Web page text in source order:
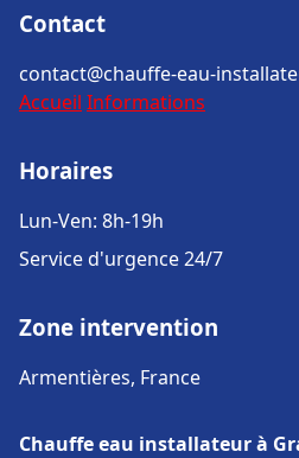
Contact
contact@chauffe-eau-
Accueil Informations
Horaires
Lun-Ven: 8h-19h
Service d'urgence 24/7
Zone intervention
Armentières, France
Chauffe eau installateur à